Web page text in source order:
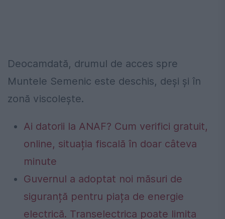
Deocamdată, drumul de acces spre
Muntele Semenic este deschis, deși și în
zonă viscolește.
Ai datorii la ANAF? Cum verifici gratuit,
online, situația fiscală în doar câteva
minute
Guvernul a adoptat noi măsuri de
siguranță pentru piața de energie
electrică. Transelectrica poate limita